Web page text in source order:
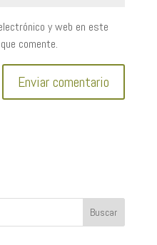
y web en este
comente.